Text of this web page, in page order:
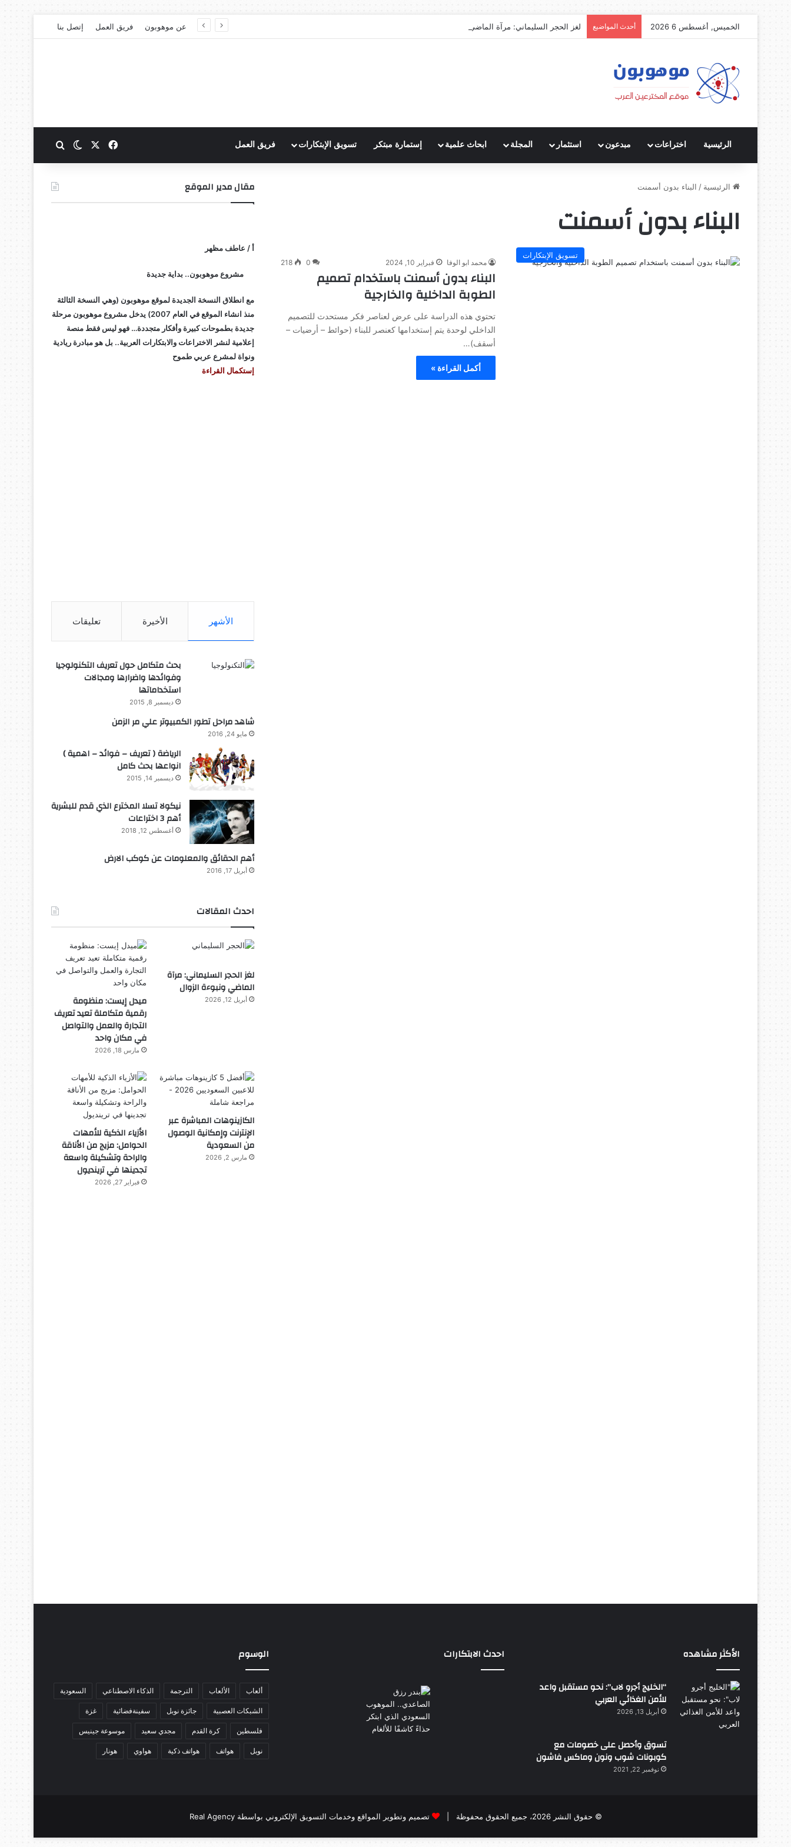
الخميس, أغسطس 6 2026 أحدث المواضيع لغز الحجر السليماني: مرآة الماضي ونبوءة الزوال عن موهوبون فريق العمل إتصل بنا
الرئيسية اختراعات مبدعون استثمار المجلة ابحاث علمية إستمارة مبتكر تسويق الإبتكارات فريق العمل فيسبوك الوضع المظلم
الرئيسية / البناء بدون أسمنت
البناء بدون أسمنت
تسويق الإبتكارات
محمد ابو الوفا فبراير 10, 2024 0
218
البناء بدون أسمنت باستخدام تصميم
الطوبة الداخلية والخارجية
تحتوي هذه الدراسة على عرض لعناصر فكر مستحدث للتصميم
الداخلي لوحدة يتم إستخدامها كعنصر للبناء (حوائط – أرضيات –
أسقف)…
أكمل القراءة »
مقال مدير الموقع
أ / عاطف مظهر
مشروع موهوبون.. بداية جديدة
مع انطلاق النسخة الجديدة لموقع موهوبون (وهي النسخة الثالثة
منذ انشاء الموقع في العام 2007) يدخل مشروع موهوبون مرحلة
جديدة بطموحات كبيرة وأفكار متجددة… فهو ليس فقط منصة
إعلامية لنشر الاختراعات والابتكارات العربية.. بل هو مبادرة ريادية
ونواة لمشرع عربي طموح
إستكمال القراءة
الأشهر الأخيرة تعليقات
بحث متكامل حول تعريف التكنولوجيا
وفوائدها واضرارها ومجالات
استخداماتها
ديسمبر 8, 2015
شاهد مراحل تطور الكمبيوتر علي مر الزمن
مايو 24, 2016
الرياضة ( تعريف – فوائد – اهمية )
انواعها بحث كامل
ديسمبر 14, 2015
نيكولا تسلا المخترع الذي قدم للبشرية
أهم 3 اختراعات
أغسطس 12, 2018
أهم الحقائق والمعلومات عن كوكب الارض
أبريل 17, 2016
احدث المقالات
لغز الحجر السليماني: مرآة
الماضي ونبوءة الزوال
أبريل 12, 2026
ميدل إيست: منظومة
رقمية متكاملة تعيد تعريف
التجارة والعمل والتواصل
في مكان واحد
مارس 18, 2026
الكازينوهات المباشرة عبر
الإنترنت وإمكانية الوصول
من السعودية
مارس 2, 2026
الأزياء الذكية للأمهات
الحوامل: مزيج من الأناقة
والراحة وتشكيلة واسعة
تجدينها في ترينديول
فبراير 27, 2026
الأكثر مشاهده
“الخليج أجرو لاب”: نحو مستقبل واعد
للأمن الغذائي العربي
أبريل 13, 2026
تسوق وأحصل على خصومات مع
كوبونات شوب ونون وماكس فاشون
نوفمبر 22, 2021
احدث الابتكارات الوسوم
ألعاب الألعاب الترجمة الذكاء الاصطناعي السعودية
الشبكات العصبية جائزة نوبل سفينةفضائية غزة
فلسطين كرة القدم مجدي سعيد موسوعة جينيس
نوبل هواتف هواتف ذكية هواوي هونار
© حقوق النشر 2026، جميع الحقوق محفوظة | تصميم وتطوير المواقع وخدمات التسويق الإلكتروني بواسطة Real Agency